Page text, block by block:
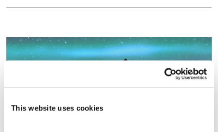
This website uses cookies